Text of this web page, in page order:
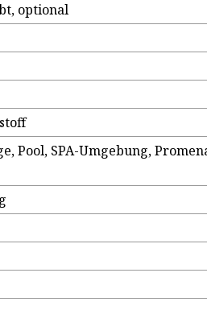
optional
Pool, SPA-Umgebung,